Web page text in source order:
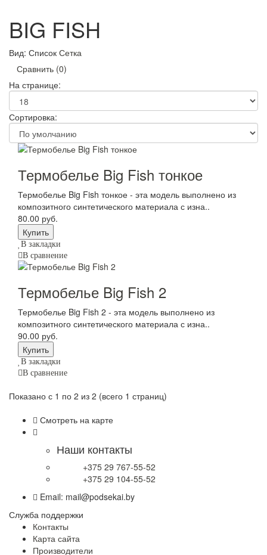
BIG FISH
Вид: Список Сетка
Сравнить (0)
На странице:
Сортировка:
Термобелье Big Fish тонкое
Термобелье Big Fish тонкое - эта модель выполнено из
композитного синтетического материала с изна..
80.00 руб.
В закладки
В сравнение
Термобелье Big Fish 2
Термобелье Big Fish 2 - эта модель выполнено из
композитного синтетического материала с изна..
90.00 руб.
В закладки
В сравнение
Показано с 1 по 2 из 2 (всего 1 страниц)
Смотреть на карте
Наши контакты
+375 29 767-55-52
+375 29 104-55-52
Email: mail@podsekai.by
Служба поддержки
Контакты
Карта сайта
Производители